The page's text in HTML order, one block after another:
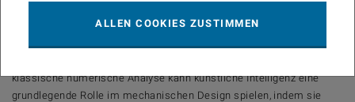
sich schneller weiterzuentwickeln und ihre Kreativität freien Lauf
klassische numerische Analyse kann künstliche Intelligenz eine
grundlegende Rolle im mechanischen Design spielen, indem sie
ALLEN COOKIES ZUSTIMMEN